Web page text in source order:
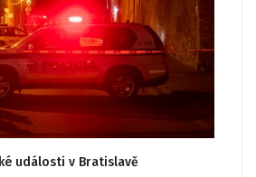
události v Bratislavě